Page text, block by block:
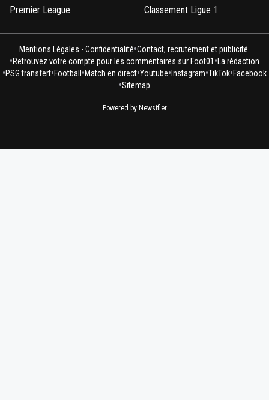
Premier League
Classement Ligue 1
Mentions Légales - Confidentialité•Contact, recrutement et publicité
•Retrouvez votre compte pour les commentaires sur Foot01 • La rédaction
•PSG transfert•Football •Match en direct•Youtube• Instagram•TikTok•Facebook
•Sitemap
Powered by Newsifier